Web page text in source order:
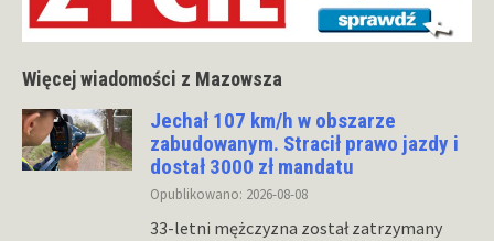
Więcej wiadomości z Mazowsza
Jechał 107 km/h w obszarze
zabudowanym. Stracił prawo jazdy i
dostał 3000 zł mandatu
Opublikowano: 2026-08-08
33-letni mężczyzna został zatrzymany